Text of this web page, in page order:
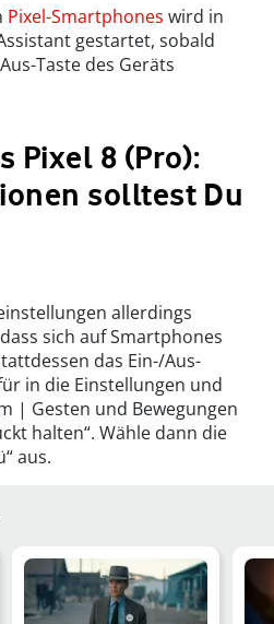
Pixel-Smartphones wird in
gestartet, sobald
Taste des Geräts
Pixel 8 (Pro):
solltest Du
allerdings
sich auf Smartphones
das Ein-/Aus-
in die Einstellungen und
| Gesten und Bewegungen
halten“. Wähle dann die
aus.